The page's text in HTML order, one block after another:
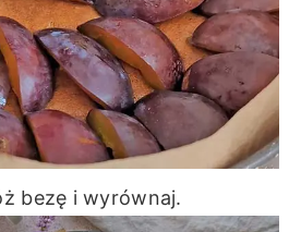
bezę i wyrównaj.